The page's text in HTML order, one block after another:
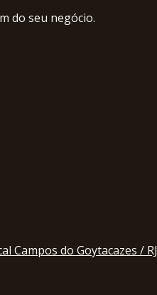
do seu negócio.
Campos do Goytacazes / RJ